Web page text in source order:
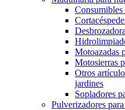
Consumibles
Motoazadas
Motosierras
Otros
jardines
Sopladores
Pulverizadores